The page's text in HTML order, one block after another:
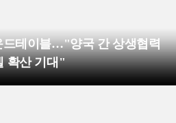
드테이블…"양국 간 상생협력
확산 기대"